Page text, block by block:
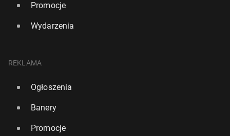
Promocje
Wydarzenia
REKLAMA
Ogłoszenia
Banery
Promocje